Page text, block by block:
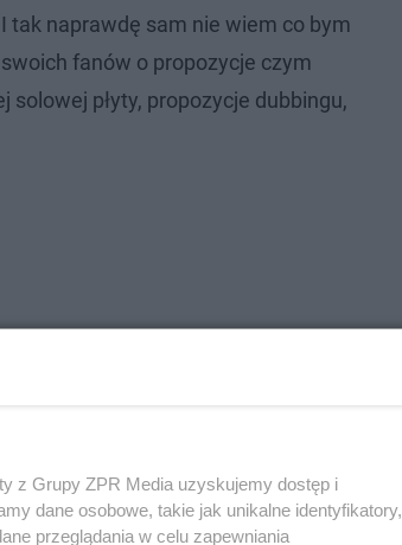
tak naprawdę sam nie wiem co bym
fanów o propozycje czym
płyty, propozycje dubbingu,
z Grupy ZPR Media uzyskujemy dostęp i
dane osobowe, takie jak unikalne identyfikatory,
przeglądania w celu zapewniania